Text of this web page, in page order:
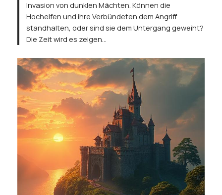
Invasion von dunklen Mächten. Können die
Hochelfen und ihre Verbündeten dem Angriff
standhalten, oder sind sie dem Untergang geweiht?
Die Zeit wird es zeigen…